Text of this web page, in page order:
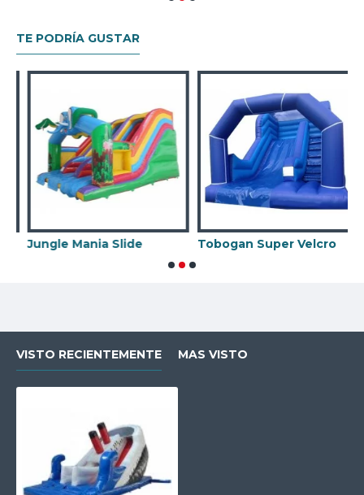
TE PODRÍA GUSTAR
Jungle Mania Slide Tobogan Super Velcro
VISTO RECIENTEMENTE MAS VISTO